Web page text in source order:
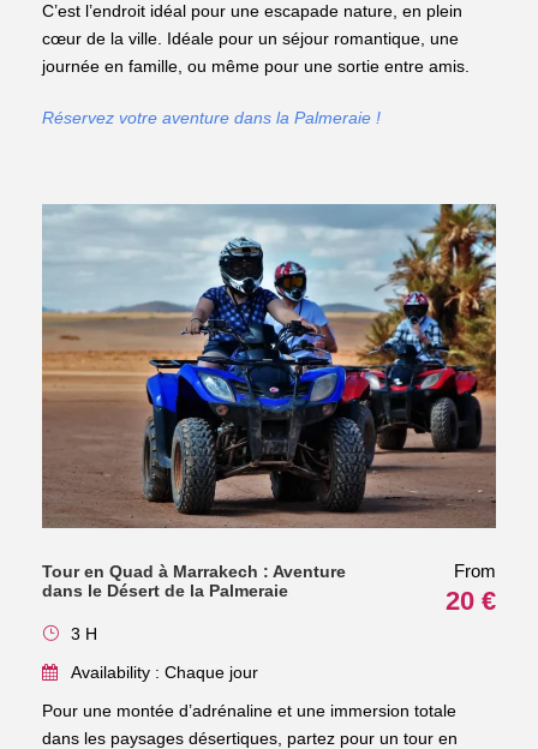
C’est l’endroit idéal pour une escapade nature, en plein
cœur de la ville. Idéale pour un séjour romantique, une
journée en famille, ou même pour une sortie entre amis.
Réservez votre aventure dans la Palmeraie !
Tour en Quad à Marrakech : Aventure
dans le Désert de la Palmeraie
From
20 €
3 H
Availability : Chaque jour
Pour une montée d’adrénaline et une immersion totale
dans les paysages désertiques, partez pour un tour en